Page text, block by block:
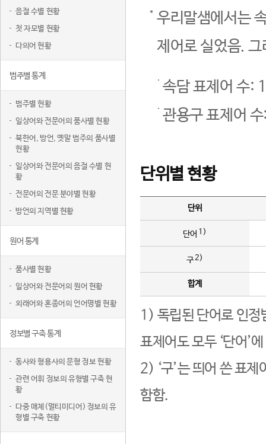
음절 수별 현황
첫 자모별 현황
다의어 현황
범주별 통계
범주별 현황
일상어와 전문어의 품사별 현황
북한어, 방언, 옛말 범주의 품사별
현황
일상어와 전문어의 음절 수별 현
황
전문어의 전문 분야별 현황
방언의 지역별 현황
원어 통계
품사별 현황
일상어와 전문어의 원어 현황
외래어와 혼종어의 언어명별 현황
정보별 구축 통계
동사와 형용사의 문형 정보 현황
관련 어휘 정보의 유형별 구축 현
황
다중 매체(멀티미디어) 정보의 유
형별 구축 현황
우리말샘에서는
제어로 실었음.
속담 표제어 수:
관용구 표제어
단위별 현황
단위
단어 1)
구2)
합계
1) 독립된 단어로 인정
표제어도 모두 ‘단어’
2) ‘구’는 띄어 쓴 표
함함.